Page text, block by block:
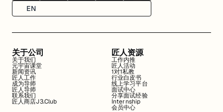
EN
关于公司
关于我们
元宇宙课堂
新闻资讯
匠人工作
成为导师
匠人导师
联系我们
匠人商店J3.Club
匠人资源
工作内推
匠人活动
1对1私教
行业白皮书
线上学习平台
面试中心
分享面试经验
Internship
会员中心